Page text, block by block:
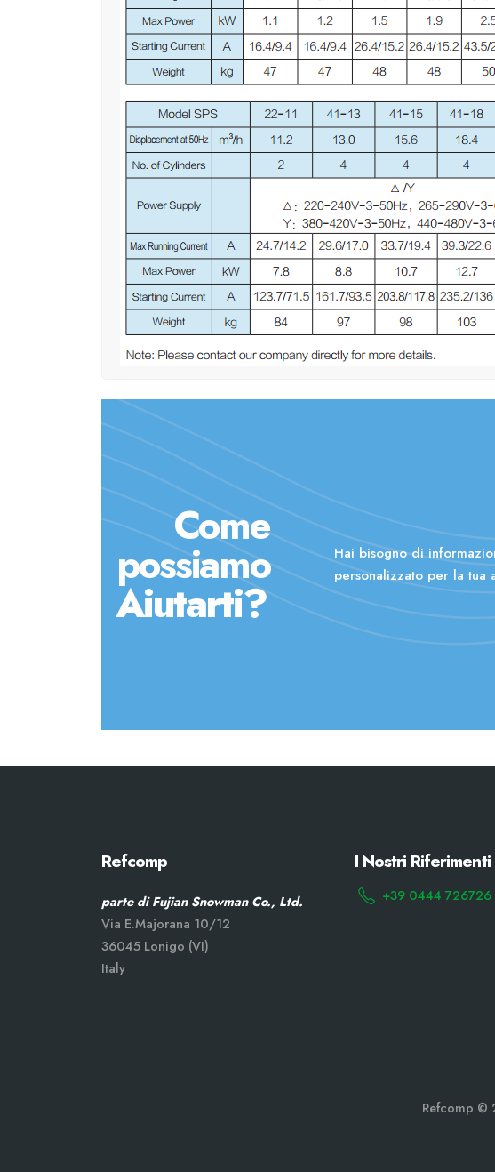
Come
possiamo
Aiutarti?
Hai bisogno di
personalizzato per la tua
Refcomp
parte di Fujian Snowman Co., Ltd.
Via E.Majorana 10/12
36045 Lonigo (VI)
Italy
I Nostri Riferimenti
+39 0444 726726
Refcomp ©